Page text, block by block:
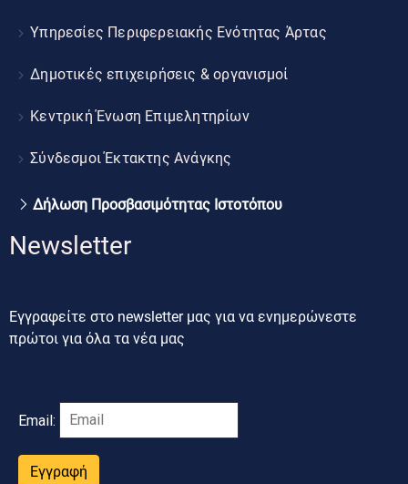
Υπηρεσίες Περιφερειακής Ενότητας Άρτας
Δημοτικές επιχειρήσεις & οργανισμοί
Κεντρική Ένωση Επιμελητηρίων
Σύνδεσμοι Έκτακτης Ανάγκης
Δήλωση Προσβασιμότητας Ιστοτόπου
Newsletter
Εγγραφείτε στο newsletter μας για να ενημερώνεστε
πρώτοι για όλα τα νέα μας
Email:
Εγγραφή